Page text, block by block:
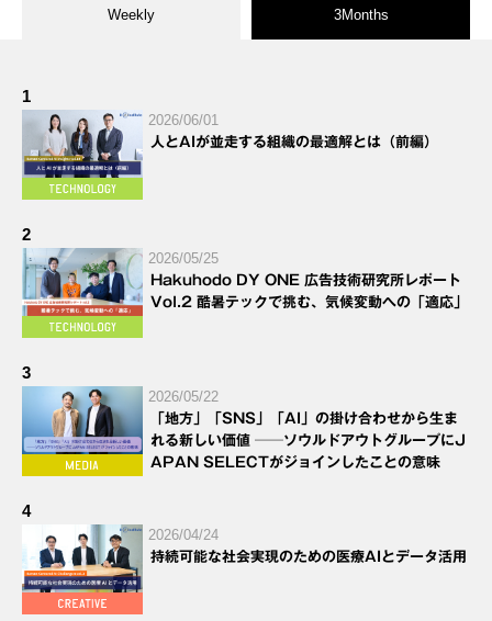
Weekly 3Months
1
2026/06/01
人とAIが並走する組織の最適解とは（前編）
2
2026/05/25
Hakuhodo DY ONE 広告技術研究所レポート
Vol.2 酷暑テックで挑む、気候変動への「適応」
3
2026/05/22
「地方」「SNS」「AI」の掛け合わせから生ま
れる新しい価値 ──ソウルドアウトグループにJ
APAN SELECTがジョインしたことの意味
4
2026/04/24
持続可能な社会実現のための医療AIとデータ活用